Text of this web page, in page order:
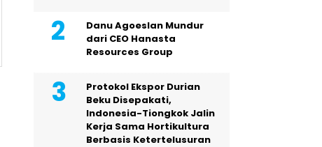
Danu Agoeslan Mundur
dari CEO Hanasta
Resources Group
Protokol Ekspor Durian
Beku Disepakati,
Indonesia-Tiongkok Jalin
Kerja Sama Hortikultura
Berbasis Ketertelusuran